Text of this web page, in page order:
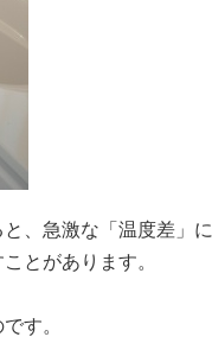
、急激な「温度差」
とがあります。
す。